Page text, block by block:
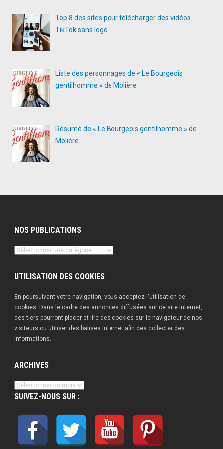
Top 8 des sites pour télécharger des vidéos
TikTok sans logo
Liste des personnages de « Le Bourgeois
gentilhomme » de Molière
Résumé de « Le Bourgeois gentilhomme » de
Molière
NOS PUBLICATIONS
Nos
UTILISATION DES COOKIES
En poursuivant votre navigation, vous acceptez l'utilisation de
cookies. Dans le cadre des annonces diffusées sur ce site Internet,
des tiers pourront placer et lire des cookies sur le navigateur de nos
visiteurs ou utiliser des balises Internet afin des collecter des
informations.
ARCHIVES
Archives
SUIVEZ-NOUS SUR :